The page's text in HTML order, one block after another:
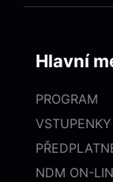
Hlavní
PROGRAM
NDM ON-